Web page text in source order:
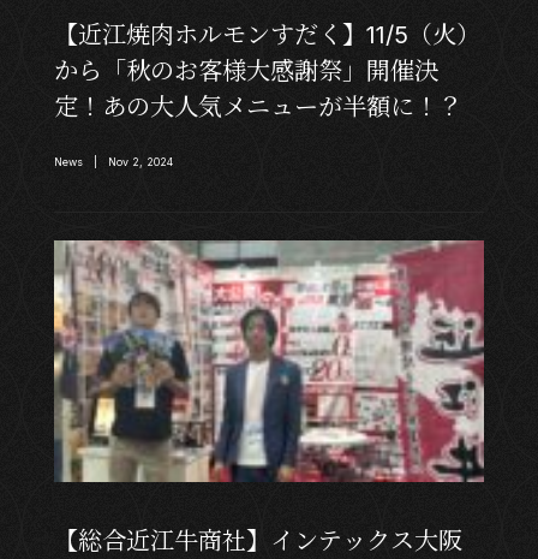
【近江焼肉ホルモンすだく】11/5（火）
から「秋のお客様大感謝祭」開催決
定！あの大人気メニューが半額に！？
News | Nov 2, 2024
【総合近江牛商社】インテックス大阪